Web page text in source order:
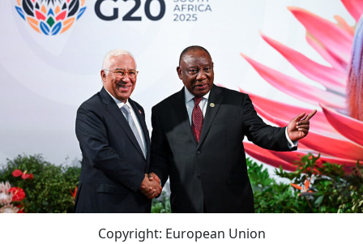
Copyright: European Union